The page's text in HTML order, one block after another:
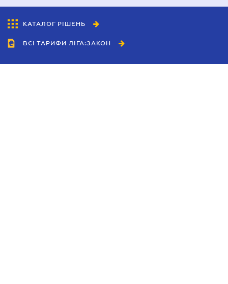
КАТАЛОГ РІШЕНЬ
ВСІ ТАРИФИ ЛІГА:ЗАКОН